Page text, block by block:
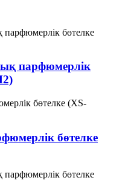
парфюмерлік
бөтелке